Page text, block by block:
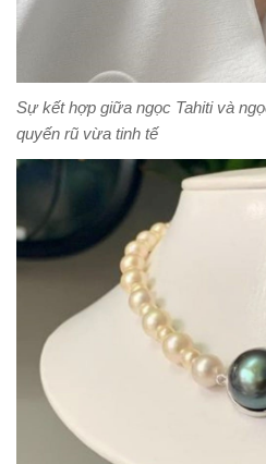
Sự kết hợp giữa ngọc Tahiti và
quyến rũ vừa tinh tế